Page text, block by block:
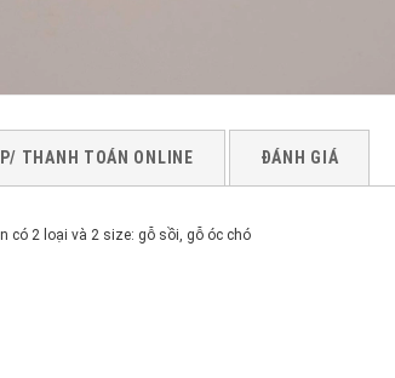
THANH TOÁN ONLINE ĐÁNH GIÁ
có 2 loại và 2 size: gỗ sồi, gỗ óc chó